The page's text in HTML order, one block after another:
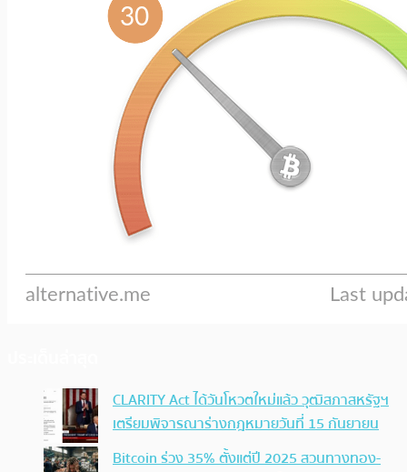
CLARITY Act ได้วันโหวตใหม่แล้ว วุฒิสภาสหรัฐฯ
เตรียมพิจารณาร่างกฎหมายวันที่ 15 กันยายน
Bitcoin ร่วง 35% ตั้งแต่ปี 2025 สวนทางทอง-